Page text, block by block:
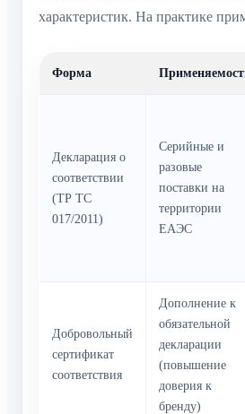
характеристик. На практике
Форма
Декларация о
соответствии
(ТР ТС
017/2011)
Серийные и
разовые
поставки на
территории
ЕАЭС
Добровольный
сертификат
соответствия
Дополнение к
обязательной
декларации
(повышение
доверия к
бренду)